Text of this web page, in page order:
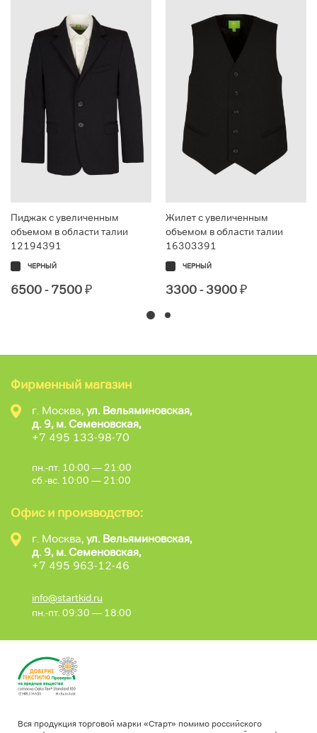
Пиджак с увеличенным
объемом в области талии
12194391
ЧЕРНЫЙ
6500 - 7500₽
Жилет с увеличенным
объемом в области талии
16303391
ЧЕРНЫЙ
3300 - 3900₽
Фирменный магазин
г. Москва, ул. Вельяминовская,
д. 9, м. Семеновская,
+7 495 133-98-70
пн.-пт. 10:00 — 21:00
сб.-вс. 10:00 — 21:00
Офис и производство:
г. Москва, ул. Вельяминовская,
д. 9, м. Семеновская,
+7 495 963-12-46
info@startkid.ru
пн.-пт. 09:30 — 18:00
Вся продукция торговой марки «Старт» помимо российского